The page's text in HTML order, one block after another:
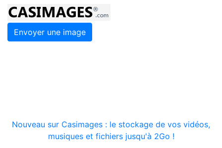
Envoyer une image
Nouveau sur Casimages : le stockage de vos vidéos,
musiques et fichiers jusqu'à 2Go !